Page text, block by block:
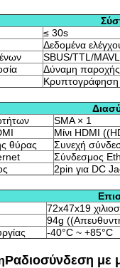
≤ 30s
Δεδομένα
SBUS/TTL/
Δύναμη παροχής
SMA × 1
Μίνι HDMI
θύρας
Συνεχή
Σύνδεσμος
2pin για DC
72x47x19
94g
-40°C ~ +85°C
Ραδιοσύνδεση με